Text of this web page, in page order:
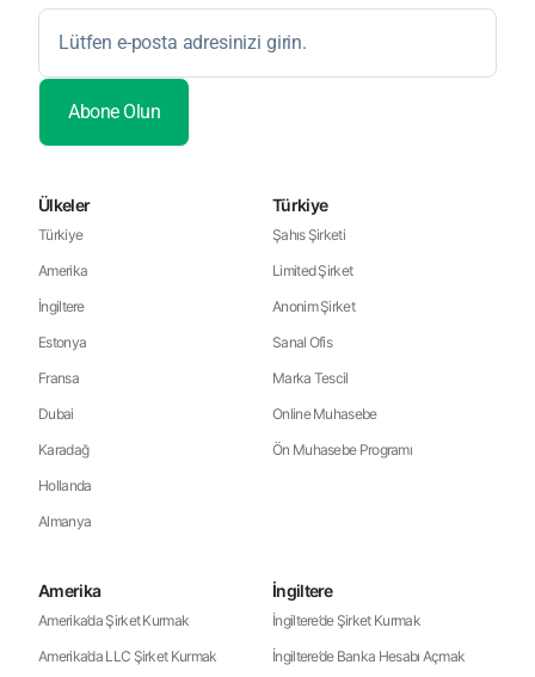
Ülkeler
Türkiye
Amerika
İngiltere
Estonya
Fransa
Dubai
Karadağ
Hollanda
Almanya
Türkiye
Şahıs Şirketi
Limited Şirket
Anonim Şirket
Sanal Ofis
Marka Tescil
Online Muhasebe
Ön Muhasebe Programı
Amerika
Amerika’da Şirket Kurmak
Amerika’da LLC Şirket Kurmak
İngiltere
İngiltere’de Şirket Kurmak
İngiltere’de Banka Hesabı Açmak